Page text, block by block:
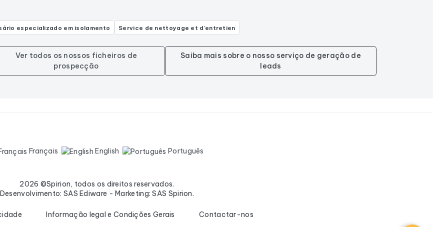
especializado em isolamento Service de nettoyage et d'entretien
Ver todos os nossos ficheiros de
prospecção
Saiba mais sobre o nosso serviço de geração de
leads
Français English Português
2026 ©Spirion, todos os direitos reservados.
Desenvolvimento: SAS Ediware - Marketing: SAS Spirion.
Informação legal e Condições Gerais Contactar-nos